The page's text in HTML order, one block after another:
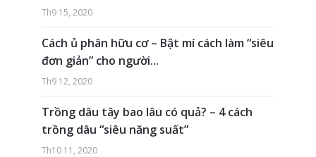
Th9 15, 2020
Cách ủ phân hữu cơ – Bật mí cách làm “siêu
đơn giản” cho người...
Th9 12, 2020
Trồng dâu tây bao lâu có quả? – 4 cách
trồng dâu “siêu năng suất”
Th10 11, 2020